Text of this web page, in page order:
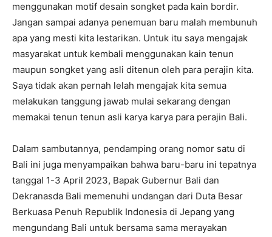
menggunakan motif desain songket pada kain bordir.
Jangan sampai adanya penemuan baru malah membunuh
apa yang mesti kita lestarikan. Untuk itu saya mengajak
masyarakat untuk kembali menggunakan kain tenun
maupun songket yang asli ditenun oleh para perajin kita.
Saya tidak akan pernah lelah mengajak kita semua
melakukan tanggung jawab mulai sekarang dengan
memakai tenun tenun asli karya karya para perajin Bali.
Dalam sambutannya, pendamping orang nomor satu di
Bali ini juga menyampaikan bahwa baru-baru ini tepatnya
tanggal 1-3 April 2023, Bapak Gubernur Bali dan
Dekranasda Bali memenuhi undangan dari Duta Besar
Berkuasa Penuh Republik Indonesia di Jepang yang
mengundang Bali untuk bersama sama merayakan